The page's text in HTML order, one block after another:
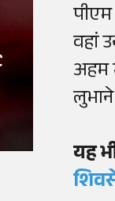
वहां
अहम
यह